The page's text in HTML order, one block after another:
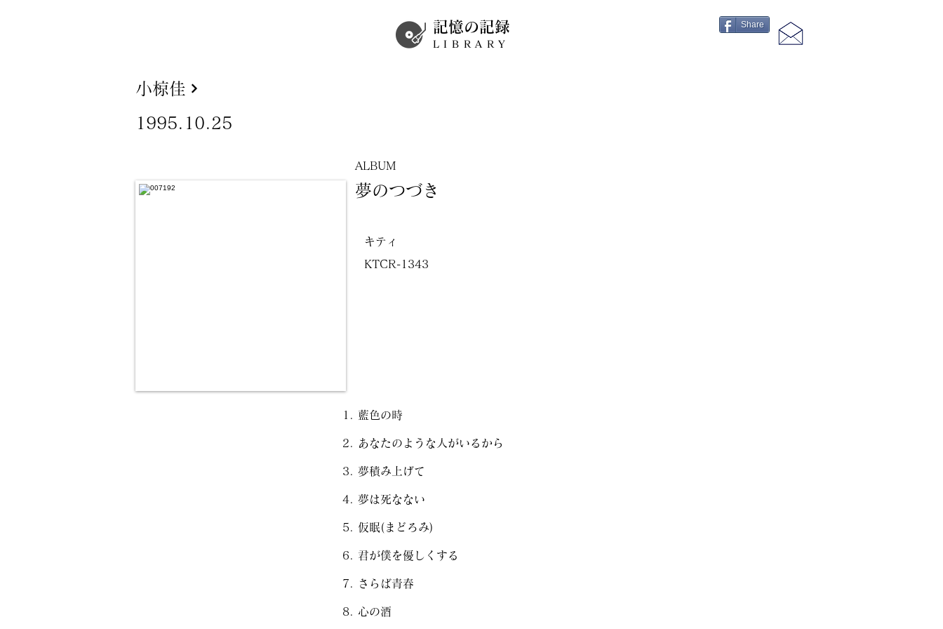
記憶の記録
LIBRARY
Share
小椋佳
1995.10.25
ALBUM
夢のつづき
キティ
KTCR-1343
藍色の時
あなたのような人がいるから
夢積み上げて
夢は死なない
仮眠(まどろみ)
君が僕を優しくする
さらば青春
心の酒